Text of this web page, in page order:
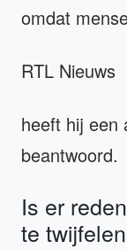
omdat
RTL Nieuws
heeft hij een
beantwoord.
Is er
te